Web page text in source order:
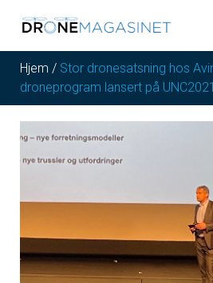
Hjem / Stor dronesatsning hos
droneprogram lansert på UNC2021